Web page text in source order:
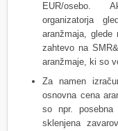
EUR/osebo.
organizatorja
aranžmaja, glede
zahtevo na
aranžmaje, ki so
Za namen
osnovna cena
so npr. posebna
sklenjena